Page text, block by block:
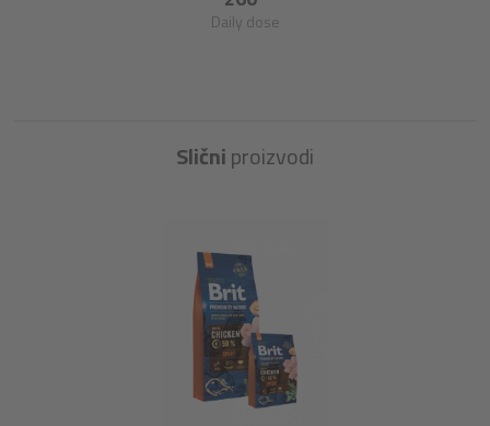
Daily dose
Sličniproizvodi